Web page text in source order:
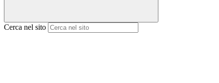
Cerca nel sito